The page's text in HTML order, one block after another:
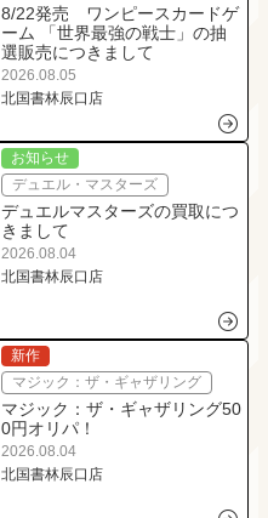
8/22発売 ワンピースカードゲ
ーム 「世界最強の戦士」の抽
選販売につきまして
2026.08.05
北国書林辰口店
お知らせ
デュエル・マスターズ
デュエルマスターズの買取につ
きまして
2026.08.04
北国書林辰口店
新作
マジック：ザ・ギャザリング
マジック：ザ・ギャザリング50
0円オリパ！
2026.08.04
北国書林辰口店